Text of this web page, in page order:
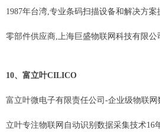
1987年台湾,专业条码扫描设备和解决方
零部件供应商,上海巨盛物联网科技有限公
10、富立叶CILICO
富立叶微电子有限责任公司-企业级物联
立叶专注物联网自动识别数据采集技术16